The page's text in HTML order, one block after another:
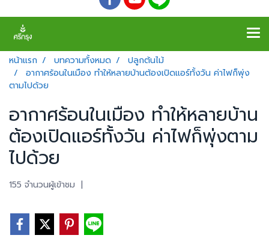
หน้าแรก บทความทั้งหมด
ปลูกต้นไม้
อากาศร้อนในเมือง ทำให้หลายบ้านต้องเปิดแอร์ทั้งวัน ค่าไฟก็พุ่ง
ตามไปด้วย
อากาศร้อนในเมือง ทำให้หลายบ้าน
ต้องเปิดแอร์ทั้งวัน ค่าไฟก็พุ่งตาม
ไปด้วย
155 จำนวนผู้เข้าชม |